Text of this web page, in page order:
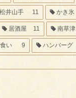
井山手 11 かき氷
居酒屋 11 南草津
い 9 ハンバーグ